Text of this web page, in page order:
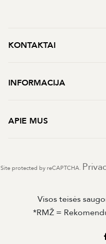
KONTAKTAI
INFORMACIJA
APIE MUS
Site protected by reCAPTCHA.
Visos teisės
*RMŽ =